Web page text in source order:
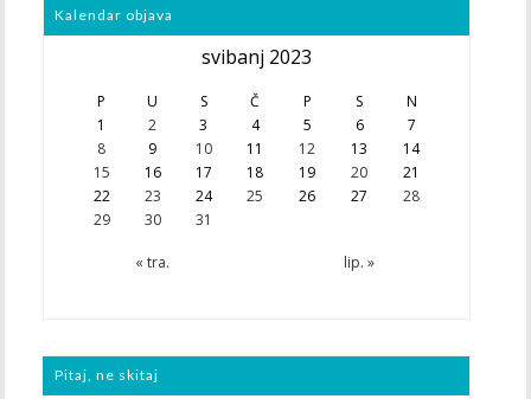
Kalendar objava
svibanj 2023
P U S Č P S N
« tra. lip. »
1 2 3 4 5 6
7
8
9 10 11 12 13
14
15
16 17 18 19 20
21
22
23 24 25 26 27
28
29
30 31
Pitaj, ne skitaj